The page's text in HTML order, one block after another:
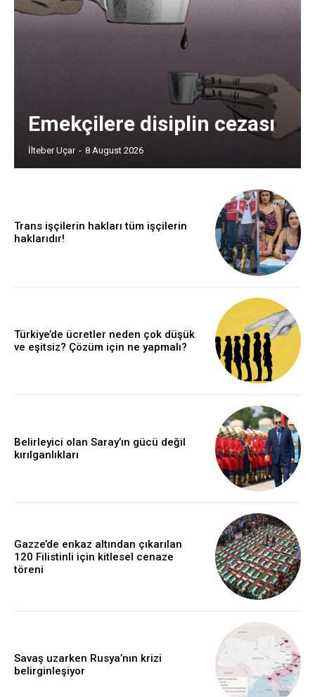
Emekçilere disiplin cezası
İlteber Uçar - 8 August 2026
Trans işçilerin hakları tüm işçilerin
haklarıdır!
Türkiye’de ücretler neden çok düşük
ve eşitsiz? Çözüm için ne yapmalı?
Belirleyici olan Saray’ın gücü değil
kırılganlıkları
Gazze’de enkaz altından çıkarılan
120 Filistinli için kitlesel cenaze
töreni
Savaş uzarken Rusya’nın krizi
belirginleşiyor